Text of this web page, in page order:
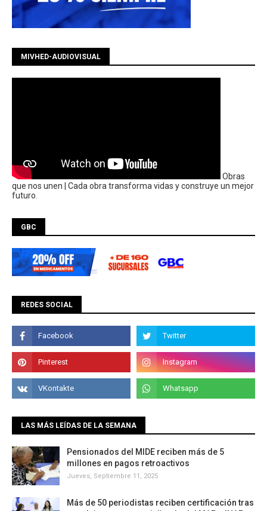
MIVHED-AUDIOVISUAL
Obras
que nos unen | Cada obra transforma vidas y construye un mejor
futuro.
GBC
REDES SOCIAL
LAS MÁS LEÍDAS DE LA SEMANA
Pensionados del MIDE reciben más de 5
millones en pagos retroactivos
Jueves, Septiembre 11, 2025
Más de 50 periodistas reciben certificación tras